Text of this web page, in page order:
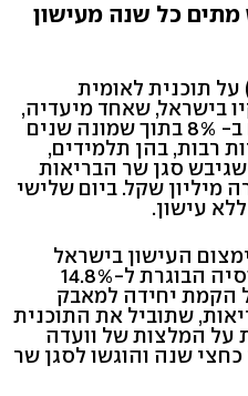
תוכנית לאומית
בישראל, שאחד מיעדיה,
הורדה של שיעור המעשנים ב- 8% בתוך שמונה שנים
רבות, בהן תלמידים,
סגן שר הבריאות
מיליון שקל. ביום שלישי
עישון.
העישון בישראל
משיעור של 22.8% מהאוכלוסיה הבוגרת ל-14.8%
תכלול הקמת יחידה למאבק
שתוביל את התוכנית
על המלצות של וועדה
כחצי שנה והוגשו לסגן שר